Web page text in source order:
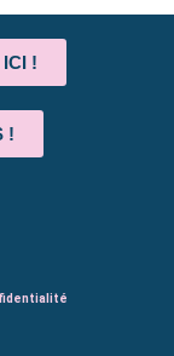
!
!